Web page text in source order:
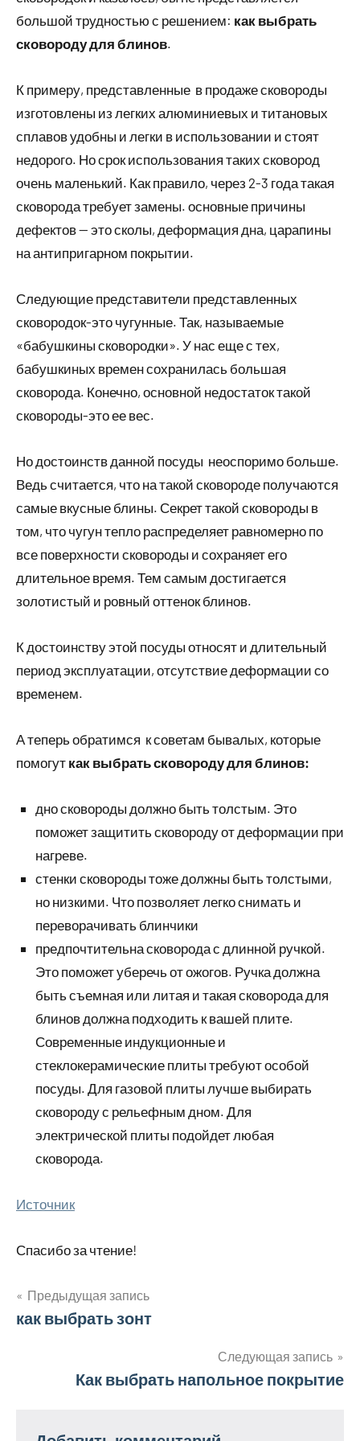
большой трудностью с решением: как выбрать
сковороду для блинов.
К примеру, представленные в продаже сковороды
изготовлены из легких алюминиевых и титановых
сплавов удобны и легки в использовании и стоят
недорого. Но срок использования таких сковород
очень маленький. Как правило, через 2-3 года такая
сковорода требует замены. основные причины
дефектов — это сколы, деформация дна, царапины
на антипригарном покрытии.
Следующие представители представленных
сковородок-это чугунные. Так, называемые
«бабушкины сковородки». У нас еще с тех,
бабушкиных времен сохранилась большая
сковорода. Конечно, основной недостаток такой
сковороды-это ее вес.
Но достоинств данной посуды неоспоримо больше.
Ведь считается, что на такой сковороде получаются
самые вкусные блины. Секрет такой сковороды в
том, что чугун тепло распределяет равномерно по
все поверхности сковороды и сохраняет его
длительное время. Тем самым достигается
золотистый и ровный оттенок блинов.
К достоинству этой посуды относят и длительный
период эксплуатации, отсутствие деформации со
временем.
А теперь обратимся к советам бывалых, которые
помогут как выбрать сковороду для блинов:
дно сковороды должно быть толстым. Это
поможет защитить сковороду от деформации при
нагреве.
стенки сковороды тоже должны быть толстыми,
но низкими. Что позволяет легко снимать и
переворачивать блинчики
предпочтительна сковорода с длинной ручкой.
Это поможет уберечь от ожогов. Ручка должна
быть съемная или литая и такая сковорода для
блинов должна подходить к вашей плите.
Современные индукционные и
стеклокерамические плиты требуют особой
посуды. Для газовой плиты лучше выбирать
сковороду с рельефным дном. Для
электрической плиты подойдет любая
сковорода.
Источник
Спасибо за чтение!
Навигация
записям
Предыдущая запись
как выбрать зонт
Следующая запись
Как выбрать напольное покрытие